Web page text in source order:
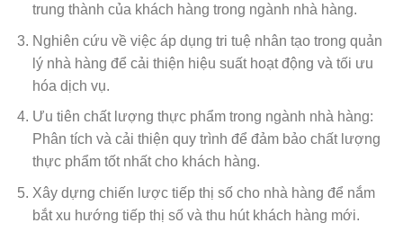
trung thành của khách hàng trong ngành nhà hàng.
Nghiên cứu về việc áp dụng tri tuệ nhân tạo trong quản
lý nhà hàng để cải thiện hiệu suất hoạt động và tối ưu
hóa dịch vụ.
Ưu tiên chất lượng thực phẩm trong ngành nhà hàng:
Phân tích và cải thiện quy trình để đảm bảo chất lượng
thực phẩm tốt nhất cho khách hàng.
Xây dựng chiến lược tiếp thị số cho nhà hàng để nắm
bắt xu hướng tiếp thị số và thu hút khách hàng mới.